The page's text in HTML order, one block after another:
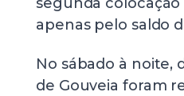
apenas pelo saldo
No sábado à noite,
de Gouveia foram